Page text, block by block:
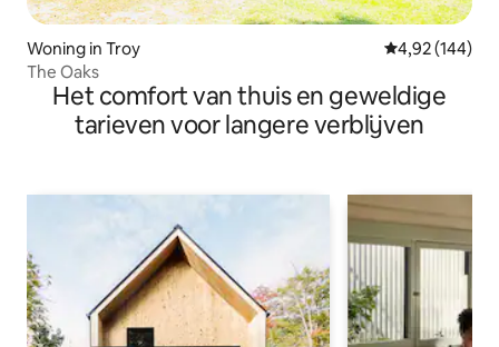
Woning in Troy Gemiddelde
4,92 (144)
The Oaks
Het comfort van thuis en geweldige
tarieven voor langere verblijven